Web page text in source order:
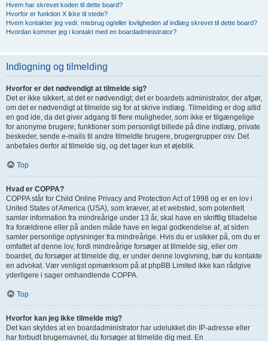
Hvem har skrevet koden til dette board?
Hvorfor er funktion X ikke til stede?
Hvem kontakter jeg vedr. misbrug og/eller lovligheden af indlæg skrevet til dette board?
Hvordan kommer jeg i kontakt med en boardadministrator?
Indlogning og tilmelding
Hvorfor er det nødvendigt at tilmelde sig?
Det er ikke sikkert, at det er nødvendigt; det er boardets administrator, der afgør,
om det er nødvendigt at tilmelde sig for at skrive indlæg. Tilmelding er dog altid
en god ide, da det giver adgang til flere muligheder, som ikke er tilgængelige
for anonyme brugere; funktioner som personligt billede på dine indlæg, private
beskeder, sende e-mails til andre tilmeldte brugere, brugergrupper osv. Det
anbefales derfor at tilmelde sig, og det tager kun et øjeblik.
Top
Hvad er COPPA?
COPPA står for Child Online Privacy and Protection Act of 1998 og er en lov i
United States of America (USA), som kræver, at et websted, som potentielt
samler information fra mindreårige under 13 år, skal have en skriftlig tilladelse
fra forældrene eller på anden måde have en legal godkendelse af, at siden
samler personlige oplysninger fra mindreårige. Hvis du er usikker på, om du er
omfattet af denne lov, fordi mindreårige forsøger at tilmelde sig, eller om
boardet, du forsøger at tilmelde dig, er under denne lovgivning, bør du kontakte
en advokat. Vær venligst opmærksom på at phpBB Limited ikke kan rådgive
yderligere i sager omhandlende COPPA.
Top
Hvorfor kan jeg ikke tilmelde mig?
Det kan skyldes at en boardadministrator har udelukket din IP-adresse eller
har forbudt brugernavnet, du forsøger at tilmelde dig med. En